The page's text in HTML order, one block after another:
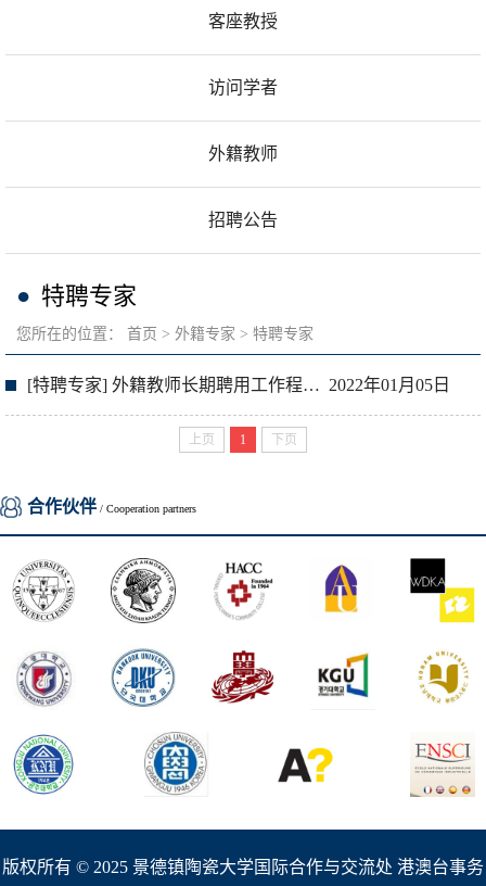
客座教授
访问学者
外籍教师
招聘公告
特聘专家
您所在的位置： 首页 外籍专家 特聘专家
[特聘专家] 外籍教师长期聘用工作程序流程图 2022年01月05日
上页 1 下页
合作伙伴 / Cooperation partners
版权所有 © 2025 景德镇陶瓷大学国际合作与交流处 港澳台事务